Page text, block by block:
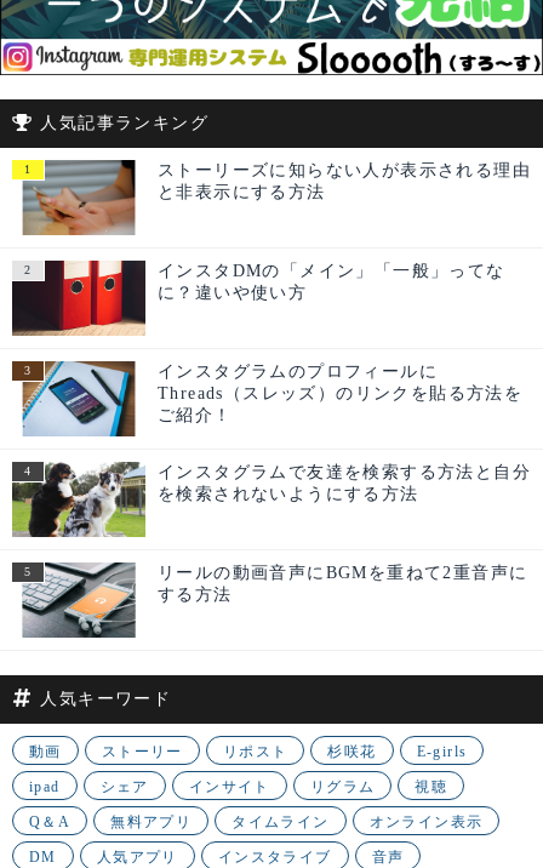
人気記事ランキング
ストーリーズに知らない人が表示される理由
と非表示にする方法
インスタDMの「メイン」「一般」ってな
に？違いや使い方
インスタグラムのプロフィールに
Threads（スレッズ）のリンクを貼る方法を
ご紹介！
インスタグラムで友達を検索する方法と自分
を検索されないようにする方法
リールの動画音声にBGMを重ねて2重音声に
する方法
人気キーワード
動画 ストーリー リポスト 杉咲花 E-girls
ipad シェア インサイト リグラム 視聴
Q＆A 無料アプリ タイムライン オンライン表示
DM 人気アプリ インスタライブ 音声